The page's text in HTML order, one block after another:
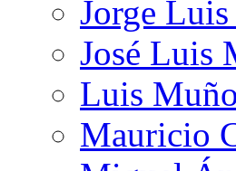
Jorge
José Luis
Luis
Mauricio